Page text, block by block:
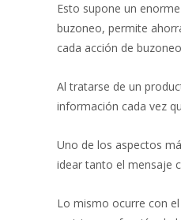
Esto supone un
buzoneo, permite
cada acción de
Al tratarse de un
información cada vez
Uno de los aspectos
idear tanto el mensaje
Lo mismo ocurre con